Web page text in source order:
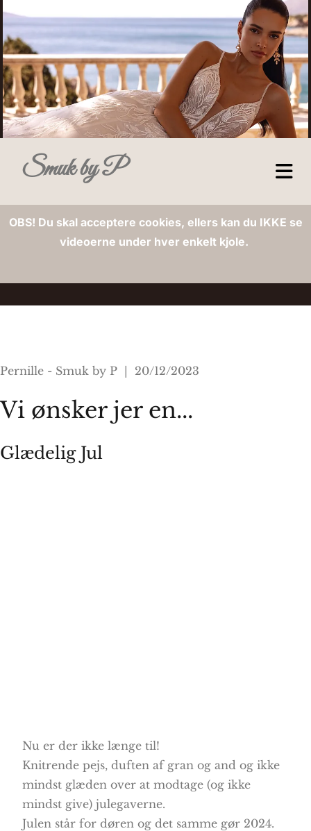
Smuk by P
OBS! Du skal acceptere cookies, ellers kan du IKKE se
videoerne under hver enkelt kjole.
Pernille - Smuk by P | 20/12/2023
Vi ønsker jer en...
Glædelig Jul
Nu er der ikke længe til!
Knitrende pejs, duften af gran og and og ikke
mindst glæden over at modtage (og ikke
mindst give) julegaverne.
Julen står for døren og det samme gør 2024.